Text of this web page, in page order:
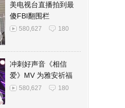
美电视台直播拍到最
傻FBI翻围栏
580,627 180
冲刺好声音《相信
爱》MV 为雅安祈福
580,627 180